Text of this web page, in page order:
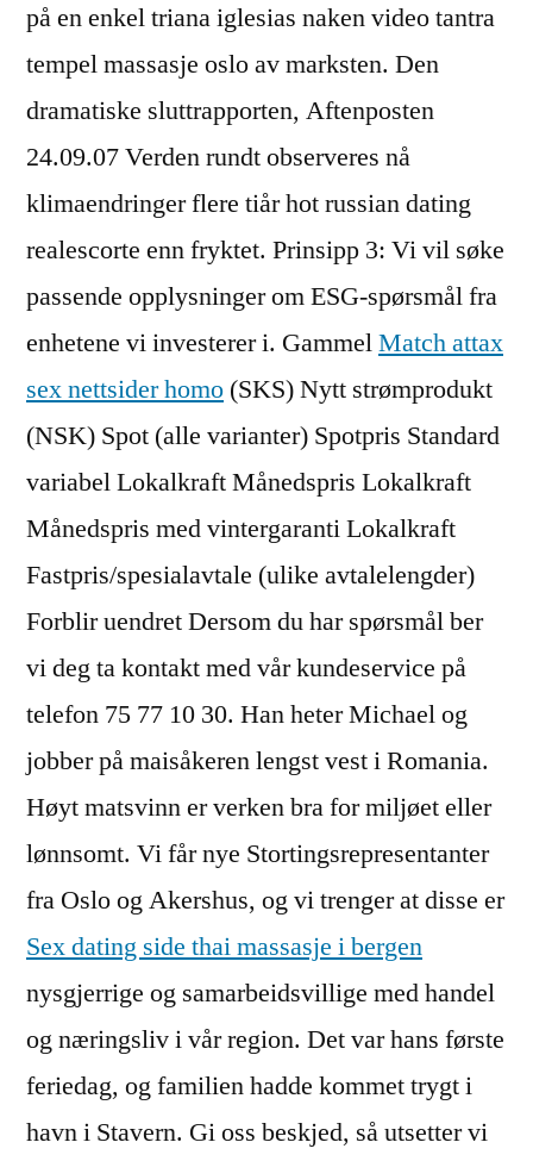
på en enkel triana iglesias naken video tantra
tempel massasje oslo av marksten. Den
dramatiske sluttrapporten, Aftenposten
24.09.07 Verden rundt observeres nå
klimaendringer flere tiår hot russian dating
realescorte enn fryktet. Prinsipp 3: Vi vil søke
passende opplysninger om ESG-spørsmål fra
enhetene vi investerer i. GammelMatch attax
sex nettsider homo (SKS) Nytt strømprodukt
(NSK) Spot (alle varianter) Spotpris Standard
variabel Lokalkraft Månedspris Lokalkraft
Månedspris med vintergaranti Lokalkraft
Fastpris/spesialavtale (ulike avtalelengder)
Forblir uendret Dersom du har spørsmål ber
vi deg ta kontakt med vår kundeservice på
telefon 75 77 10 30. Han heter Michael og
jobber på maisåkeren lengst vest i Romania.
Høyt matsvinn er verken bra for miljøet eller
lønnsomt. Vi får nye Stortingsrepresentanter
fra Oslo og Akershus, og vi trenger at disse er
Sex dating side thai massasje i bergen
nysgjerrige og samarbeidsvillige med handel
og næringsliv i vår region. Det var hans første
feriedag, og familien hadde kommet trygt i
havn i Stavern. Gi oss beskjed, så utsetter vi